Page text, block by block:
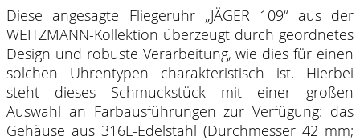
Diese angesagte Fliegeruhr „JÄGER 109“ aus der
WEITZMANN-Kollektion überzeugt durch geordnetes
Design und robuste Verarbeitung, wie dies für einen
solchen Uhrentypen charakteristisch ist. Hierbei
steht dieses Schmuckstück mit einer großen
Auswahl an Farbausführungen zur Verfügung: das
Gehäuse aus 316L-Edelstahl (Durchmesser 42 mm;